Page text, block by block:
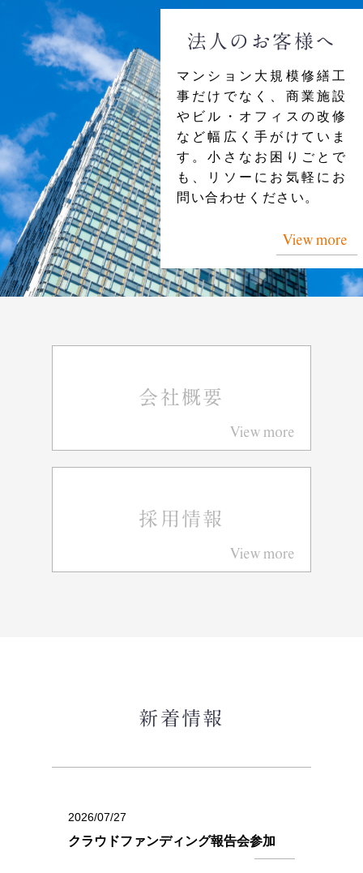
法人のお客様へ
マンション大規模修繕工
事だけでなく、商業施設
やビル・オフィスの改修
など幅広く手がけていま
す。小さなお困りごとで
も、リソーにお気軽にお
問い合わせください。
View more
View more
会社概要
View more
採用情報
新着情報
2026/07/27
クラウドファンディング報告会参加